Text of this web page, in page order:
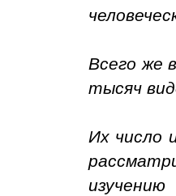
Всего же
тысяч
Их число